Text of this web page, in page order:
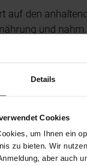
Details
Cookies
um Ihnen ein
zu bieten. Wir
aber auch
auf den
und